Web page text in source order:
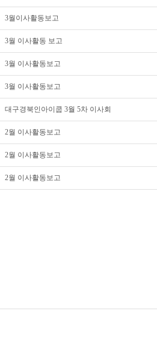
3월이사활동보고
3월 이사활동 보고
3월 이사활동보고
3월 이사활동보고
대구경북인아이쿱 3월 5차 이사회
2월 이사활동보고
2월 이사활동보고
2월 이사활동보고